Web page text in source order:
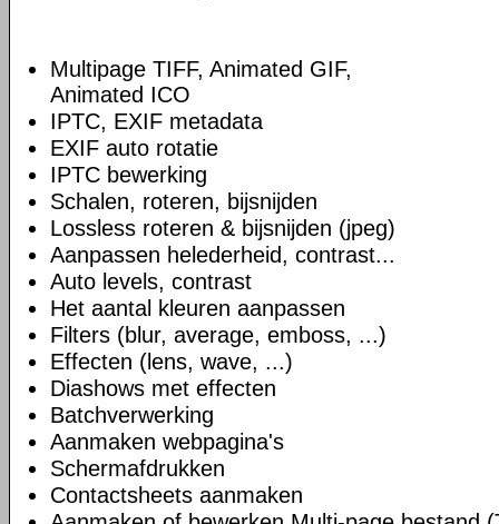
Multipage TIFF, Animated GIF,
Animated ICO
IPTC, EXIF metadata
EXIF auto rotatie
IPTC bewerking
Schalen, roteren, bijsnijden
Lossless roteren & bijsnijden (jpeg)
Aanpassen helederheid, contrast...
Auto levels, contrast
Het aantal kleuren aanpassen
Filters (blur, average, emboss, ...)
Effecten (lens, wave, ...)
Diashows met effecten
Batchverwerking
Aanmaken webpagina's
Schermafdrukken
Contactsheets aanmaken